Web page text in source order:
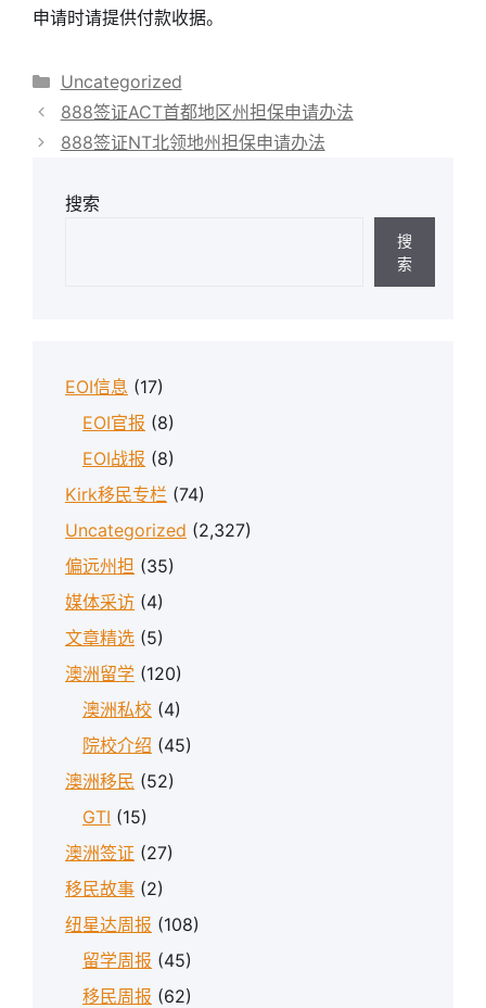
申请时请提供付款收据。
分
类
Uncategorized
888签证ACT首都地区州担保申请办法
888签证NT北领地州担保申请办法
搜索
搜
索
EOI信息 (17)
EOI官报 (8)
EOI战报 (8)
Kirk移民专栏 (74)
Uncategorized (2,327)
偏远州担 (35)
媒体采访 (4)
文章精选 (5)
澳洲留学 (120)
澳洲私校 (4)
院校介绍 (45)
澳洲移民 (52)
GTI (15)
澳洲签证 (27)
移民故事 (2)
纽星达周报 (108)
留学周报 (45)
移民周报 (62)